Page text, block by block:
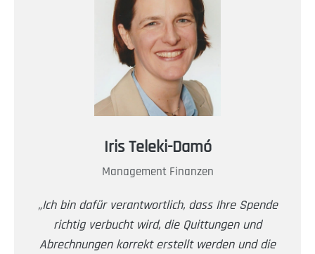
Iris Teleki-Damó
Management Finanzen
„Ich bin dafür verantwortlich, dass Ihre Spende
richtig verbucht wird, die Quittungen und
Abrechnungen korrekt erstellt werden und die